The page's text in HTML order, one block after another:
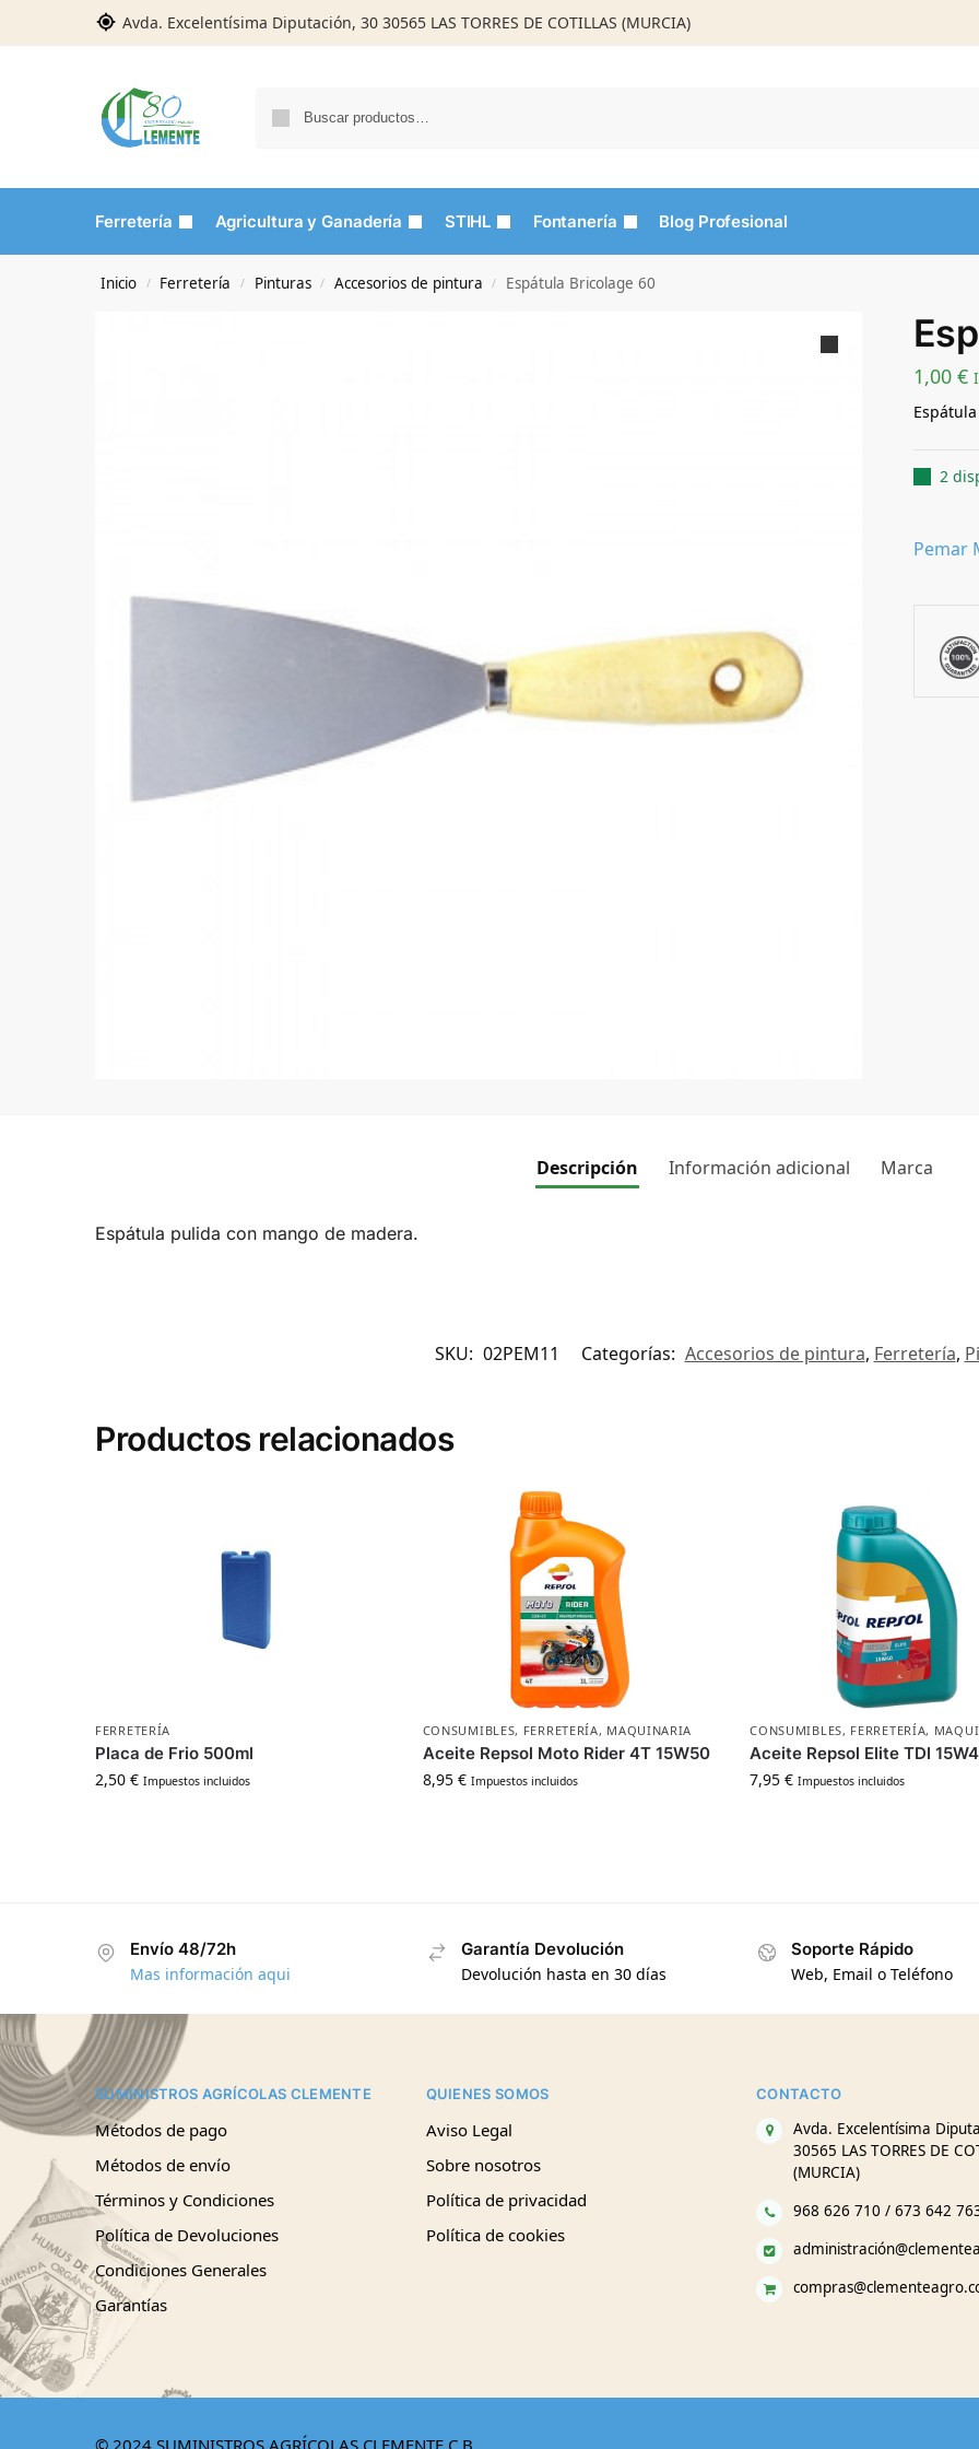
Avda. Excelentísima Diputación, 30 30565 LAS TORRES DE COTILLAS (MURCIA)
Ferretería Agricultura y Ganadería STIHL Fontanería Blog Profesional
Inicio / Ferretería / Pinturas / Accesorios de pintura / Espátula Bricolage 60
1,00 €
2
Pemar
Descripción Información adicional Marca
Espátula pulida con mango de madera.
SKU: 02PEM11 Categorías: Accesorios de pintura, Ferretería,
Productos relacionados
FERRETERÍA
Placa de Frio 500ml
2,50€ Impuestos incluidos
CONSUMIBLES, FERRETERÍA, MAQUINARIA
Aceite Repsol Moto Rider 4T 15W50
8,95 € Impuestos incluidos
CONSUMIBLES, FERRETERÍA,
Aceite Repsol Elite TDI
7,95€ Impuestos incluidos
Envío 48/72h
Mas información aqui
Garantía Devolución
Devolución hasta en 30 días
Soporte Rápido
Web, Email o Teléfono
SUMINISTROS AGRÍCOLAS CLEMENTE
Métodos de pago
Métodos de envío
Términos y Condiciones
Política de Devoluciones
Condiciones Generales
Garantías
QUIENES SOMOS
Aviso Legal
Sobre nosotros
Política de privacidad
Política de cookies
CONTACTO
Avda. Excelentísima
30565 LAS TORRES DE
(MURCIA)
968 626 710 / 673 642